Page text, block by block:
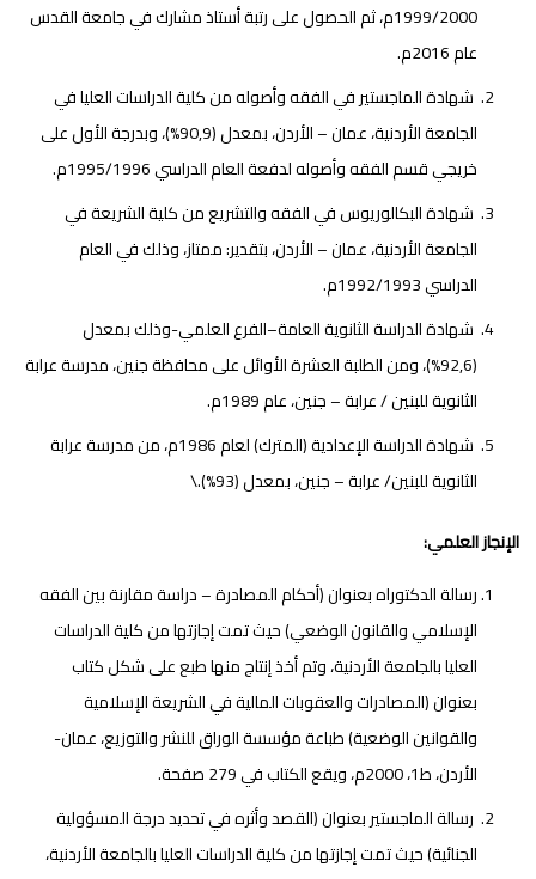
1999/2000م، ثم الحصول على رتبة أستاذ مشارك في جامعة القدس
عام 2016م.
شهادة الماجستير في الفقه وأصوله من كلية الدراسات العليا في
الجامعة الأردنية، عمان – الأردن، بمعدل (90,9%)، وبدرجة الأول على
خريجي قسم الفقه وأصوله لدفعة العام الدراسي 1995/1996م.
شهادة البكالوريوس في الفقه والتشريع من كلية الشريعة في
الجامعة الأردنية، عمان – الأردن، بتقدير: ممتاز، وذلك في العام
الدراسي 1992/1993م.
شهادة الدراسة الثانوية العامة–الفرع العلمي-وذلك بمعدل
(92,6%)، ومن الطلبة العشرة الأوائل على محافظة جنين، مدرسة عرابة
الثانوية للبنين / عرابة – جنين، عام 1989م.
شهادة الدراسة الإعدادية (المترك) لعام 1986م، من مدرسة عرابة
الثانوية للبنين/ عرابة – جنين، بمعدل (93%).\
الإنجاز العلمي:
رسالة الدكتوراه بعنوان (أحكام المصادرة – دراسة مقارنة بين الفقه
الإسلامي والقانون الوضعي) حيث تمت إجازتها من كلية الدراسات
العليا بالجامعة الأردنية، وتم أخذ إنتاج منها طبع على شكل كتاب
بعنوان (المصادرات والعقوبات المالية في الشريعة الإسلامية
والقوانين الوضعية) طباعة مؤسسة الوراق للنشر والتوزيع، عمان-
الأردن، ط1، 2000م، ويقع الكتاب في 279 صفحة.
رسالة الماجستير بعنوان (القصد وأثره في تحديد درجة المسؤولية
الجنائية) حيث تمت إجازتها من كلية الدراسات العليا بالجامعة الأردنية،